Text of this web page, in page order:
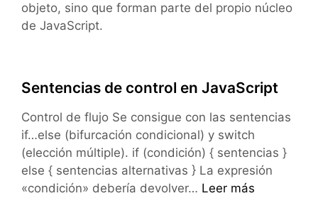
objeto, sino que forman parte del propio núcleo
de JavaScript.
Sentencias de control en JavaScript
Control de flujo Se consigue con las sentencias
if…else (bifurcación condicional) y switch
(elección múltiple). if (condición) { sentencias }
else { sentencias alternativas } La expresión
«condición» debería devolver… Sentencias
Leer más